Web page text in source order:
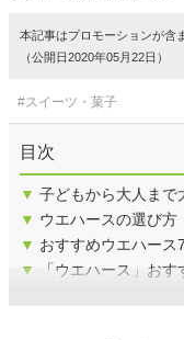
本記事はプロモーションが含
（公開日2020年05月22日）
#スイーツ・菓子
目次
▼ 子どもから大人まで
▼ ウエハースの選び方
▼ おすすめウエハース
▼
「ウエハース」お